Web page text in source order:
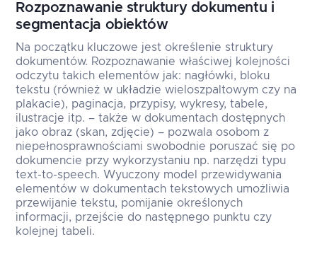
Rozpoznawanie struktury dokumentu i
segmentacja obiektów
Na początku kluczowe jest określenie struktury
dokumentów. Rozpoznawanie właściwej kolejności
odczytu takich elementów jak: nagłówki, bloku
tekstu (również w układzie wieloszpaltowym czy na
plakacie), paginacja, przypisy, wykresy, tabele,
ilustracje itp. – także w dokumentach dostępnych
jako obraz (skan, zdjęcie) – pozwala osobom z
niepełnosprawnościami swobodnie poruszać się po
dokumencie przy wykorzystaniu np. narzędzi typu
text-to-speech. Wyuczony model przewidywania
elementów w dokumentach tekstowych umożliwia
przewijanie tekstu, pomijanie określonych
informacji, przejście do następnego punktu czy
kolejnej tabeli.